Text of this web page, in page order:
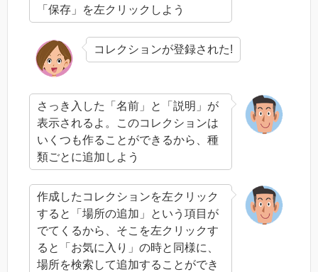
「保存」を左クリックしよう
コレクションが登録された!
さっき入した「名前」と「説明」が
表示されるよ。このコレクションは
いくつも作ることができるから、種
類ごとに追加しよう
作成したコレクションを左クリック
すると「場所の追加」という項目が
でてくるから、そこを左クリックす
ると「お気に入り」の時と同様に、
場所を検索して追加することができ